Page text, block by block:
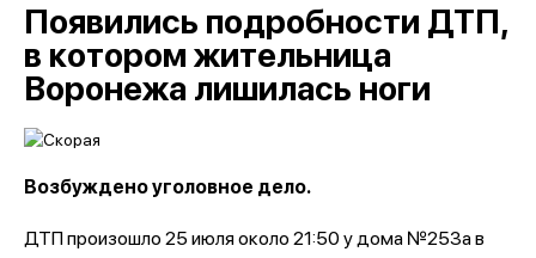
Появились подробности ДТП,
в котором жительница
Воронежа лишилась ноги
Возбуждено уголовное дело.
ДТП произошло 25 июля около 21:50 у дома №253а в